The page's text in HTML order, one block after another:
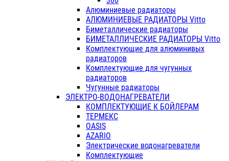
Алюминиевые радиаторы
АЛЮМИНИЕВЫЕ РАДИАТОРЫ Vitto
Биметаллические радиаторы
БИМЕТАЛЛИЧЕСКИЕ РАДИАТОРЫ Vitto
Комплектующие для алюминивых
радиаторов
Комплектующие для чугунных
радиаторов
Чугунные радиаторы
ЭЛЕКТРО-ВОДОНАГРЕВАТЕЛИ
КОМПЛЕКТУЮЩИЕ К БОЙЛЕРАМ
ТЕРМЕКС
OASIS
AZARIO
Электрические водонагреватели
Комплектующие